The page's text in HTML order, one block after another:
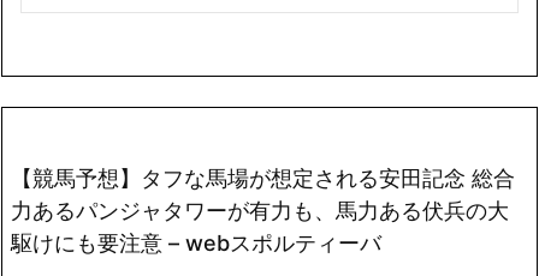
【競馬予想】タフな馬場が想定される安田記念 総合
力あるパンジャタワーが有力も、馬力ある伏兵の大
駆けにも要注意 – webスポルティーバ